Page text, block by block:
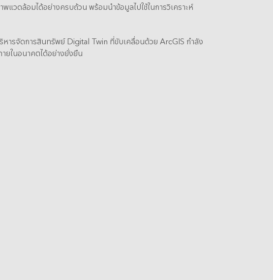
วดล้อมได้อย่างครบถ้วน พร้อมนำข้อมูลไปใช้ในการวิเคราะห์
ารจัดการสินทรัพย์ Digital Twin ที่ขับเคลื่อนด้วย ArcGIS กำลัง
ยในอนาคตได้อย่างยั่งยืน